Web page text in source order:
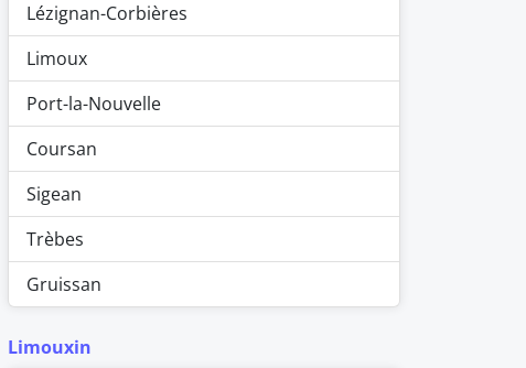
Lézignan-Corbières
Limoux
Port-la-Nouvelle
Coursan
Sigean
Trèbes
Gruissan
Limouxin